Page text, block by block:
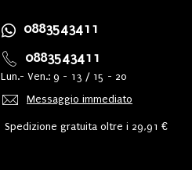
0883543411
0883543411
Lun.- Ven.: 9 - 13 / 15 - 20
Messaggio immediato
Spedizione gratuita oltre i 29,91 €